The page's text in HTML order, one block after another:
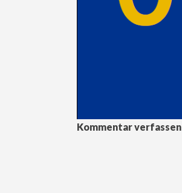
Kommentar verfassen